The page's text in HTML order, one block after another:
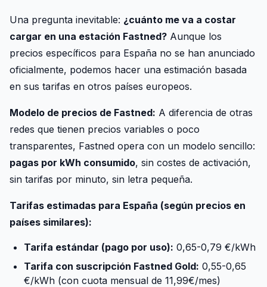
Una pregunta inevitable: ¿cuánto me va a costar
cargar en una estación Fastned? Aunque los
precios específicos para España no se han anunciado
oficialmente, podemos hacer una estimación basada
en sus tarifas en otros países europeos.
Modelo de precios de Fastned: A diferencia de otras
redes que tienen precios variables o poco
transparentes, Fastned opera con un modelo sencillo:
pagas por kWh consumido, sin costes de activación,
sin tarifas por minuto, sin letra pequeña.
Tarifas estimadas para España (según precios en
países similares):
Tarifa estándar (pago por uso): 0,65-0,79 €/kWh
Tarifa con suscripción Fastned Gold: 0,55-0,65
€/kWh (con cuota mensual de 11,99€/mes)